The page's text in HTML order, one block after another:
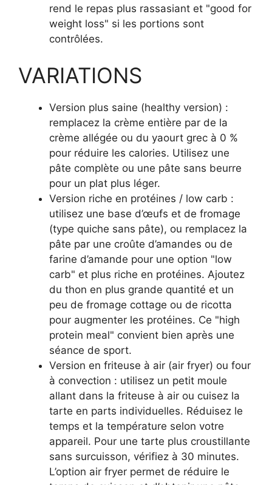
rend le repas plus rassasiant et "good for
weight loss" si les portions sont
contrôlées.
VARIATIONS
Version plus saine (healthy version) :
remplacez la crème entière par de la
crème allégée ou du yaourt grec à 0 %
pour réduire les calories. Utilisez une
pâte complète ou une pâte sans beurre
pour un plat plus léger.
Version riche en protéines / low carb :
utilisez une base d’œufs et de fromage
(type quiche sans pâte), ou remplacez la
pâte par une croûte d’amandes ou de
farine d’amande pour une option "low
carb" et plus riche en protéines. Ajoutez
du thon en plus grande quantité et un
peu de fromage cottage ou de ricotta
pour augmenter les protéines. Ce "high
protein meal" convient bien après une
séance de sport.
Version en friteuse à air (air fryer) ou four
à convection : utilisez un petit moule
allant dans la friteuse à air ou cuisez la
tarte en parts individuelles. Réduisez le
temps et la température selon votre
appareil. Pour une tarte plus croustillante
sans surcuisson, vérifiez à 30 minutes.
L’option air fryer permet de réduire le